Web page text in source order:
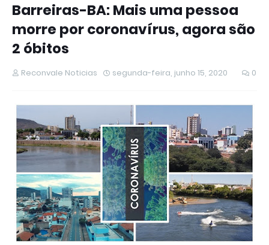
Barreiras-BA: Mais uma pessoa
morre por coronavírus, agora são
2 óbitos
Reconvale Noticias segunda-feira, junho 15, 2020 0